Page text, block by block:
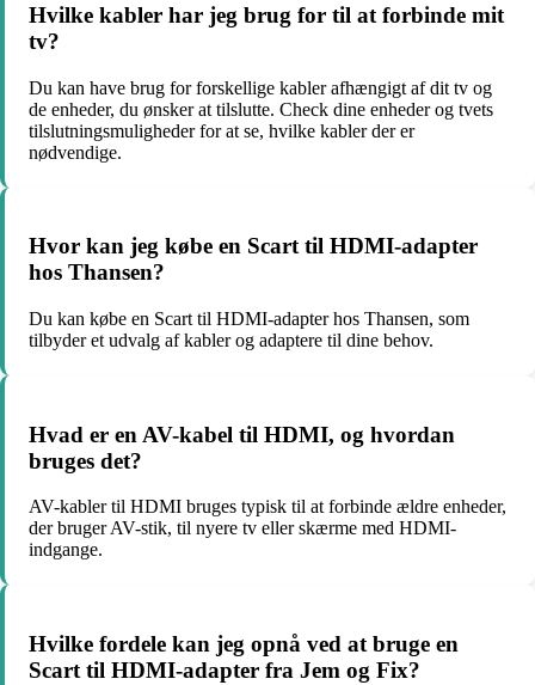
Hvilke kabler har jeg brug for til at forbinde mit
tv?
Du kan have brug for forskellige kabler afhængigt af dit tv og
de enheder, du ønsker at tilslutte. Check dine enheder og tvets
tilslutningsmuligheder for at se, hvilke kabler der er
nødvendige.
Hvor kan jeg købe en Scart til HDMI-adapter
hos Thansen?
Du kan købe en Scart til HDMI-adapter hos Thansen, som
tilbyder et udvalg af kabler og adaptere til dine behov.
Hvad er en AV-kabel til HDMI, og hvordan
bruges det?
AV-kabler til HDMI bruges typisk til at forbinde ældre enheder,
der bruger AV-stik, til nyere tv eller skærme med HDMI-
indgange.
Hvilke fordele kan jeg opnå ved at bruge en
Scart til HDMI-adapter fra Jem og Fix?